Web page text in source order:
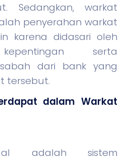
Sedangkan, warkat
penyerahan warkat
karena didasari oleh
serta
dari bank yang
tersebut.
dalam Warkat
adalah sistem